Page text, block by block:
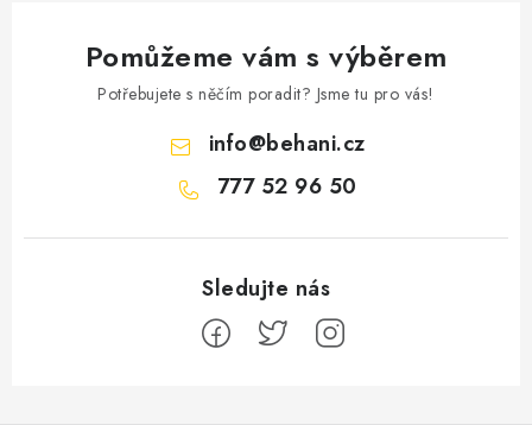
Pomůžeme vám s výběrem
Potřebujete s něčím poradit? Jsme tu pro vás!
info@behani.cz
777 52 96 50